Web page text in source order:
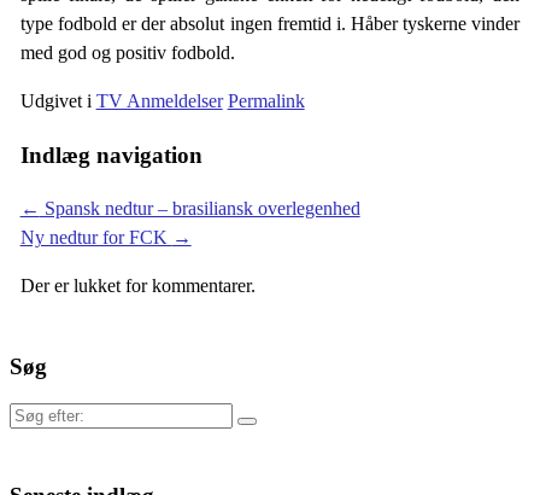
type fodbold er der absolut ingen fremtid i. Håber tyskerne vinder
med god og positiv fodbold.
Udgivet i TV Anmeldelser Permalink
Indlæg navigation
← Spansk nedtur – brasiliansk overlegenhed
Ny nedtur for FCK →
Der er lukket for kommentarer.
Søg
Søg